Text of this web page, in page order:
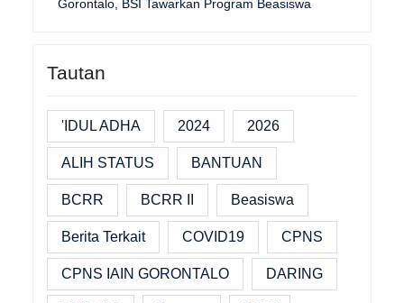
Gorontalo, BSI Tawarkan Program Beasiswa
Tautan
'IDUL ADHA 2024 2026
ALIH STATUS BANTUAN
BCRR BCRR II Beasiswa
Berita Terkait COVID19 CPNS
CPNS IAIN GORONTALO DARING